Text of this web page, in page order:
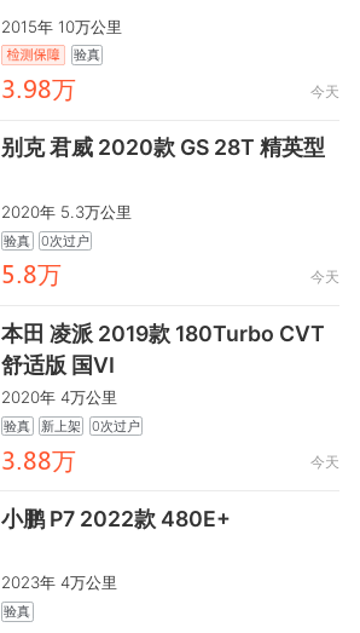
2015年 10万公里
验真
龥.龒鸺万 今天
别克 君威 2020款 GS 28T 精英型
2020年 5.3万公里
验真 0次过户
閏.鸺万 今天
本田 凌派 2019款 180Turbo CVT
舒适版 国VI
2020年 4万公里
验真 新上架 0次过户
龥.鸺鸺万 今天
小鹏 P7 2022款 480E+
2023年 4万公里
验真